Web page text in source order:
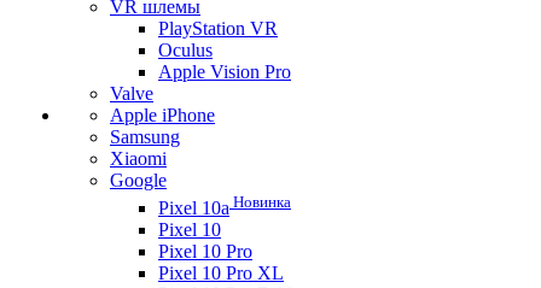
VR шлемы
PlayStation VR
Oculus
Apple Vision Pro
Valve
Apple iPhone
Samsung
Xiaomi
Google
Pixel 10a Новинка
Pixel 10
Pixel 10 Pro
Pixel 10 Pro XL